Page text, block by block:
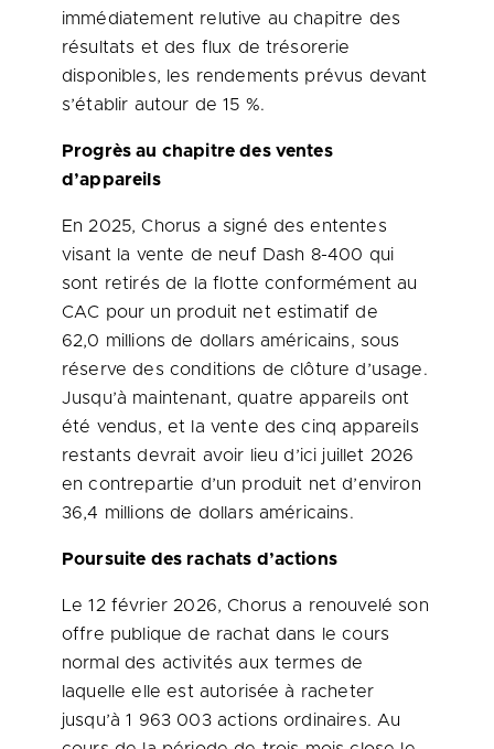
immédiatement relutive au chapitre des
résultats et des flux de trésorerie
disponibles, les rendements prévus devant
s’établir autour de 15 %.
Progrès au chapitre des ventes
d’appareils
En 2025, Chorus a signé des ententes
visant la vente de neuf Dash 8-400 qui
sont retirés de la flotte conformément au
CAC pour un produit net estimatif de
62,0 millions de dollars américains, sous
réserve des conditions de clôture d’usage.
Jusqu’à maintenant, quatre appareils ont
été vendus, et la vente des cinq appareils
restants devrait avoir lieu d’ici juillet 2026
en contrepartie d’un produit net d’environ
36,4 millions de dollars américains.
Poursuite des rachats d’actions
Le 12 février 2026, Chorus a renouvelé son
offre publique de rachat dans le cours
normal des activités aux termes de
laquelle elle est autorisée à racheter
jusqu’à 1 963 003 actions ordinaires. Au